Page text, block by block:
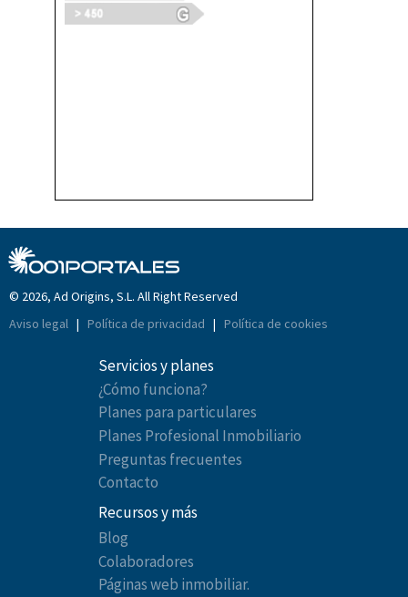
© 2026, Ad Origins, S.L. All Right Reserved
Aviso legal | Política de privacidad | Política de cookies
Servicios y planes
¿Cómo funciona?
Planes para particulares
Planes Profesional Inmobiliario
Preguntas frecuentes
Contacto
Recursos y más
Blog
Colaboradores
Páginas web inmobiliar.